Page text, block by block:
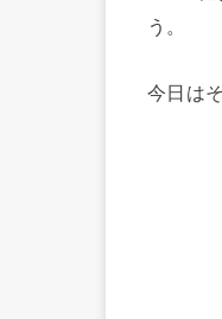
う。
今日は